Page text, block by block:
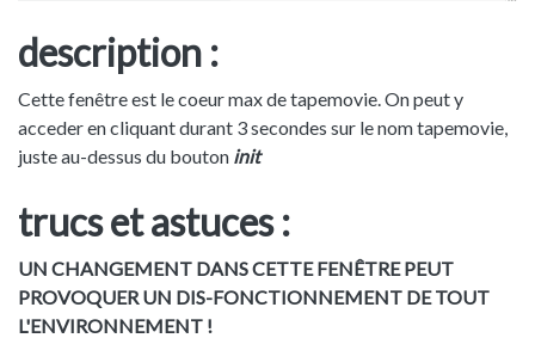
description :
Cette fenêtre est le coeur max de tapemovie. On peut y
acceder en cliquant durant 3 secondes sur le nom tapemovie,
juste au-dessus du bouton init
trucs et astuces :
UN CHANGEMENT DANS CETTE FENÊTRE PEUT
PROVOQUER UN DIS-FONCTIONNEMENT DE TOUT
L'ENVIRONNEMENT !